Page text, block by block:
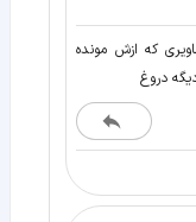
که ازش مونده
دروغ